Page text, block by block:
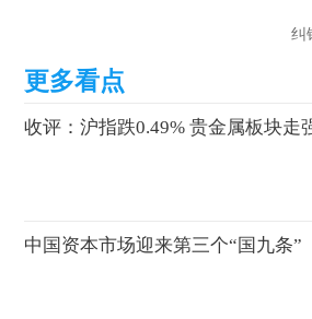
纠
收评：沪指跌0.49% 贵金属板块走
中国资本市场迎来第三个“国九条”